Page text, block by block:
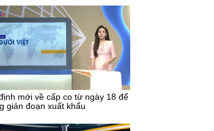
mới về cấp co từ ngày 18 để
gián đoạn xuất khẩu